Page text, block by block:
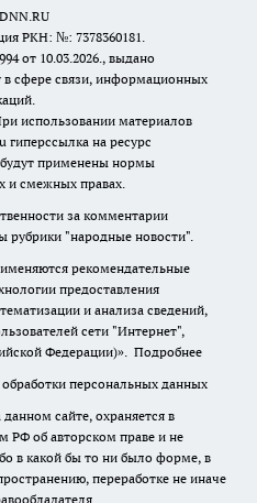
РКН: №: 7378360181.
от 10.03.2026., выдано
сфере связи, информационных
использовании материалов
на ресурс
применены нормы
и смежных правах.
за комментарии
рубрики "народные новости".
рекомендательные
предоставления
и анализа сведений,
сети "Интернет",
Федерации)». Подробнее
персональных данных
сайте, охраняется в
РФ об авторском праве и не
в какой бы то ни было форме, в
переработке не иначе